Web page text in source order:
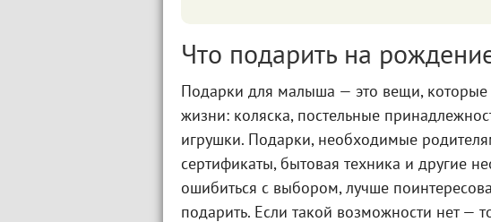
Что подарить на
Подарки для малыша — это вещи,
жизни: коляска, постельные
игрушки. Подарки, необходимые
сертификаты, бытовая техника и другие
ошибиться с выбором, лучше
подарить. Если такой возможности нет —